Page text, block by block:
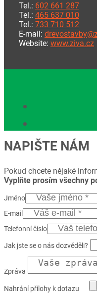
Tel.: 602 661 287
Tel.: 465 637 010
Tel.: 733 710 512
E-mail:
Website: www.ziva.cz
NAPIŠTE NÁM
Pokud chcete nějaké
Vyplňte prosím všechny
Jméno
E-mail
Telefonní číslo
Jak jste se o nás dozvěděli?
Zpráva
Nahrání přílohy k dotazu